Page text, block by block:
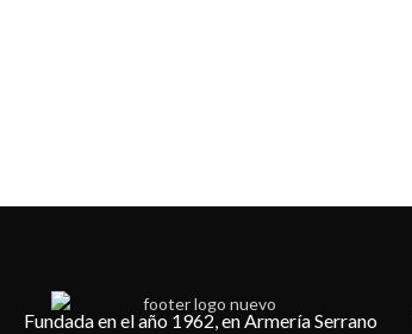
Fundada en el año 1962, en Armería Serrano